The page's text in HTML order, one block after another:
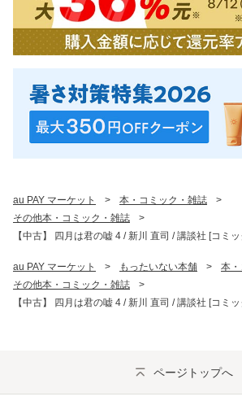
au PAY マーケット > 本・コミック・雑誌
>
その他本・コミック・雑誌
>
【中古】 四月は君の嘘 4 / 新川 直司 / 講談社 [コミ
au PAY マーケット > もったいない本舗 > 本
その他本・コミック・雑誌
>
【中古】 四月は君の嘘 4 / 新川 直司 / 講談社 [コミ
ページトップへ